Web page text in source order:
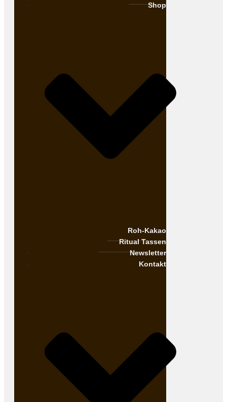
Shop
Roh-Kakao
Ritual Tassen
Newsletter
Kontakt